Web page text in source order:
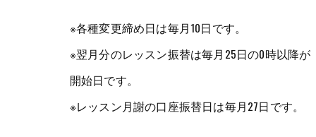
※各種変更締め日は毎月10日です。
※翌月分のレッスン振替は毎月25日の0時以降が
開始日です。
※レッスン月謝の口座振替日は毎月27日です。